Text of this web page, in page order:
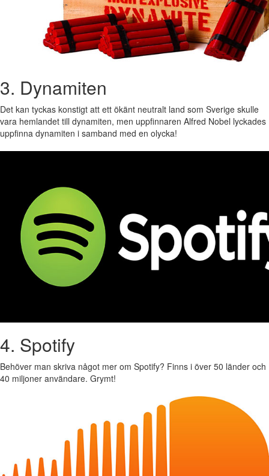
3. Dynamiten
Det kan tyckas konstigt att ett ökänt neutralt land som Sverige skulle
vara hemlandet till dynamiten, men uppfinnaren Alfred Nobel lyckades
uppfinna dynamiten i samband med en olycka!
4. Spotify
Behöver man skriva något mer om Spotify? Finns i över 50 länder och
40 miljoner användare. Grymt!